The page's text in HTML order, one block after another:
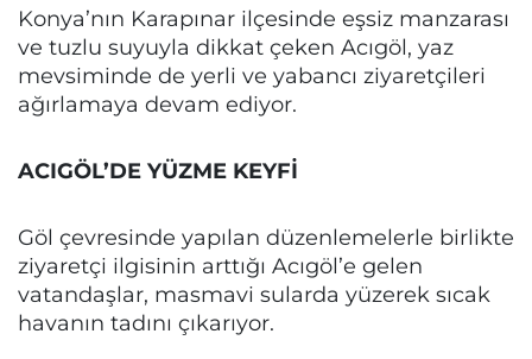
Konya’nın Karapınar ilçesinde eşsiz manzarası
ve tuzlu suyuyla dikkat çeken Acıgöl, yaz
mevsiminde de yerli ve yabancı ziyaretçileri
ağırlamaya devam ediyor.
ACIGÖL’DE YÜZME KEYFİ
Göl çevresinde yapılan düzenlemelerle birlikte
ziyaretçi ilgisinin arttığı Acıgöl’e gelen
vatandaşlar, masmavi sularda yüzerek sıcak
havanın tadını çıkarıyor.